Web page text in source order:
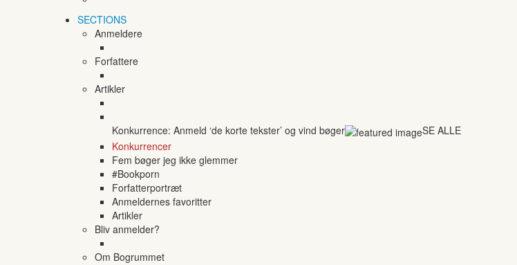
SECTIONS
Anmeldere
Forfattere
Artikler
Konkurrence: Anmeld ‘de korte tekster’ og vind bøger
SE ALLE
Konkurrencer
Fem bøger jeg ikke glemmer
#Bookporn
Forfatterportræt
Anmeldernes favoritter
Artikler
Bliv anmelder?
Om Bogrummet